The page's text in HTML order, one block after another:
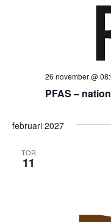
PFAS –
26 november @
februari 2027
TOR
11